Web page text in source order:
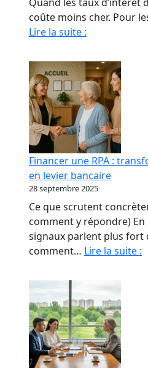
coûte moins cher. Pour
Lire la suite :
Baisse
Des
Taux
Relance
le
marché
immobilier
des
RPA
Financer une RPA :
en levier bancaire
28 septembre 2025
Ce que scrutent
comment y répondre)
signaux parlent plus fort
comment… Lire la suite :